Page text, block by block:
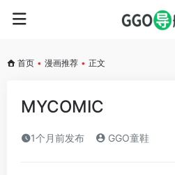
首页 • 漫画推荐 • 正文
MYCOMIC
1个月前发布 GGO童鞋